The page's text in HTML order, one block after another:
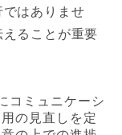
はありませ
ることが重要
コミュニケーシ
の見直しを定